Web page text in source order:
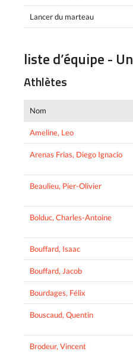
Lancer du marteau
liste d’équipe -
Athlètes
Nom
Ameline, Leo
Arenas Frias, Diego Ignacio
Beaulieu, Pier-Olivier
Bolduc, Charles-Antoine
Bouffard, Isaac
Bouffard, Jacob
Bourdages, Félix
Bouscaud, Quentin
Brodeur, Vincent